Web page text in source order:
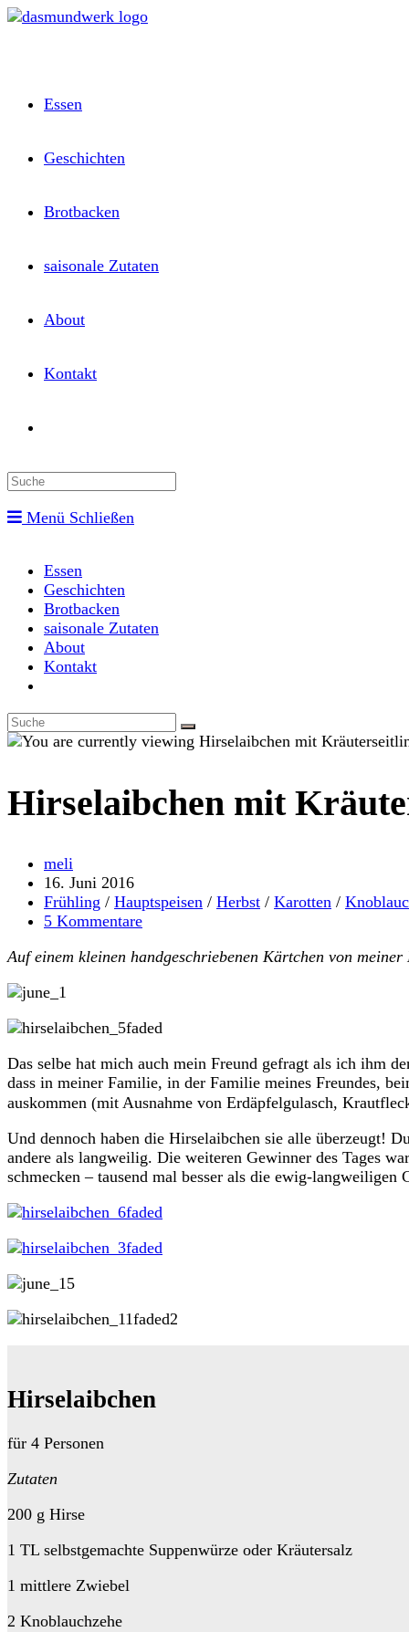
Zum
Essen
Geschichten
Brotbacken
saisonale Zutaten
About
Kontakt
website
Menü Schließen
Essen
Geschichten
Brotbacken
saisonale Zutaten
About
Kontakt
search
Hirselaibchen mit
Beitrags-
Autor:
meli
Beitrag
veröffentlicht:
16. Juni 2016
Beitrags-
Kategorie:
Frühling / Hauptspeisen / Herbst / Karotten /
Beitrags-
5 Kommentare
Auf einem kleinen handgeschriebenen Kärtchen von
Das selbe hat mich auch mein Freund gefragt als ich ihm
dass in meiner Familie, in der Familie meines Freundes,
auskommen (mit Ausnahme von Erdäpfelgulasch,
Und dennoch haben die Hirselaibchen sie alle überzeugt!
andere als langweilig. Die weiteren Gewinner des Tages
schmecken – tausend mal besser als die ewig-
Hirselaibchen
für 4 Personen
Zutaten
200 g Hirse
1 TL selbstgemachte Suppenwürze oder Kräutersalz
1 mittlere Zwiebel
2 Knoblauchzehe